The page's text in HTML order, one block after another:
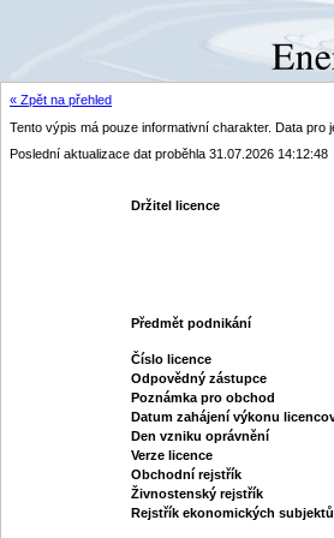
« Zpět na přehled
Tento výpis má pouze informativní charakter. Data
Poslední aktualizace dat proběhla 31.07.2026 14:12:48
Držitel licence
Předmět podnikání
Číslo licence
Odpovědný zástupce
Poznámka pro obchod
Datum zahájení výkonu
Den vzniku oprávnění
Verze licence
Obchodní rejstřík
Živnostenský rejstřík
Rejstřík ekonomických subjektů